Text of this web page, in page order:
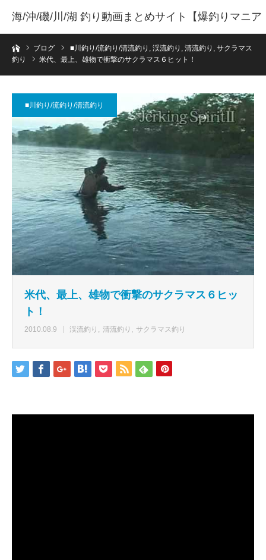
海/沖/磯/川/湖 釣り動画まとめサイト【爆釣りマニア
】ホームブログ ■川釣り/流釣り/清流釣り , 渓流釣り , 清流釣り , サクラマス
釣り
米代、最上、雄物で衝撃のサクラマス６ヒット！
■川釣り/流釣り/清流釣り
米代、最上、雄物で衝撃のサクラマス６ヒッ
ト！
2010.08.9 渓流釣り 清流釣り サクラマス釣り